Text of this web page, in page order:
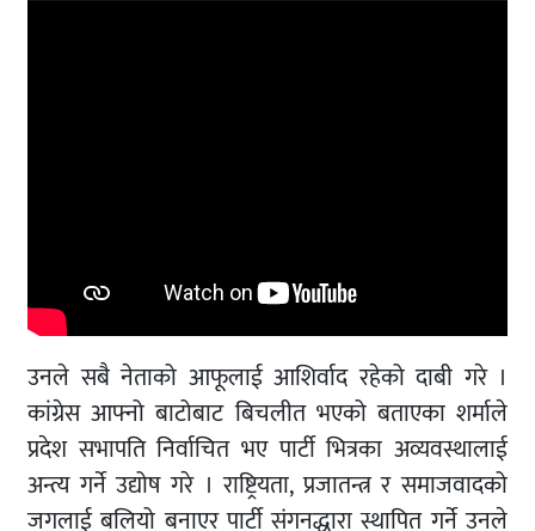
उनले सबै नेताको आफूलाई आशिर्वाद रहेको दाबी गरे ।
कांग्रेस आफ्नो बाटोबाट बिचलीत भएको बताएका शर्माले
प्रदेश सभापति निर्वाचित भए पार्टी भित्रका अव्यवस्थालाई
अन्त्य गर्ने उद्योष गरे । राष्ट्रियता, प्रजातन्त्र र समाजवादको
जगलाई बलियो बनाएर पार्टी संगनद्धारा स्थापित गर्ने उनले